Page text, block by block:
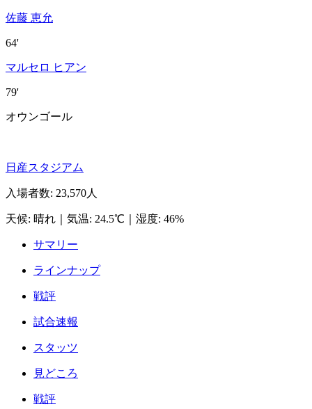
佐藤 恵允
64'
マルセロ ヒアン
79'
オウンゴール
日産スタジアム
入場者数: 23,570人
天候: 晴れ 気温: 24.5℃ 湿度: 46%
サマリー
ラインナップ
戦評
試合速報
スタッツ
見どころ
戦評